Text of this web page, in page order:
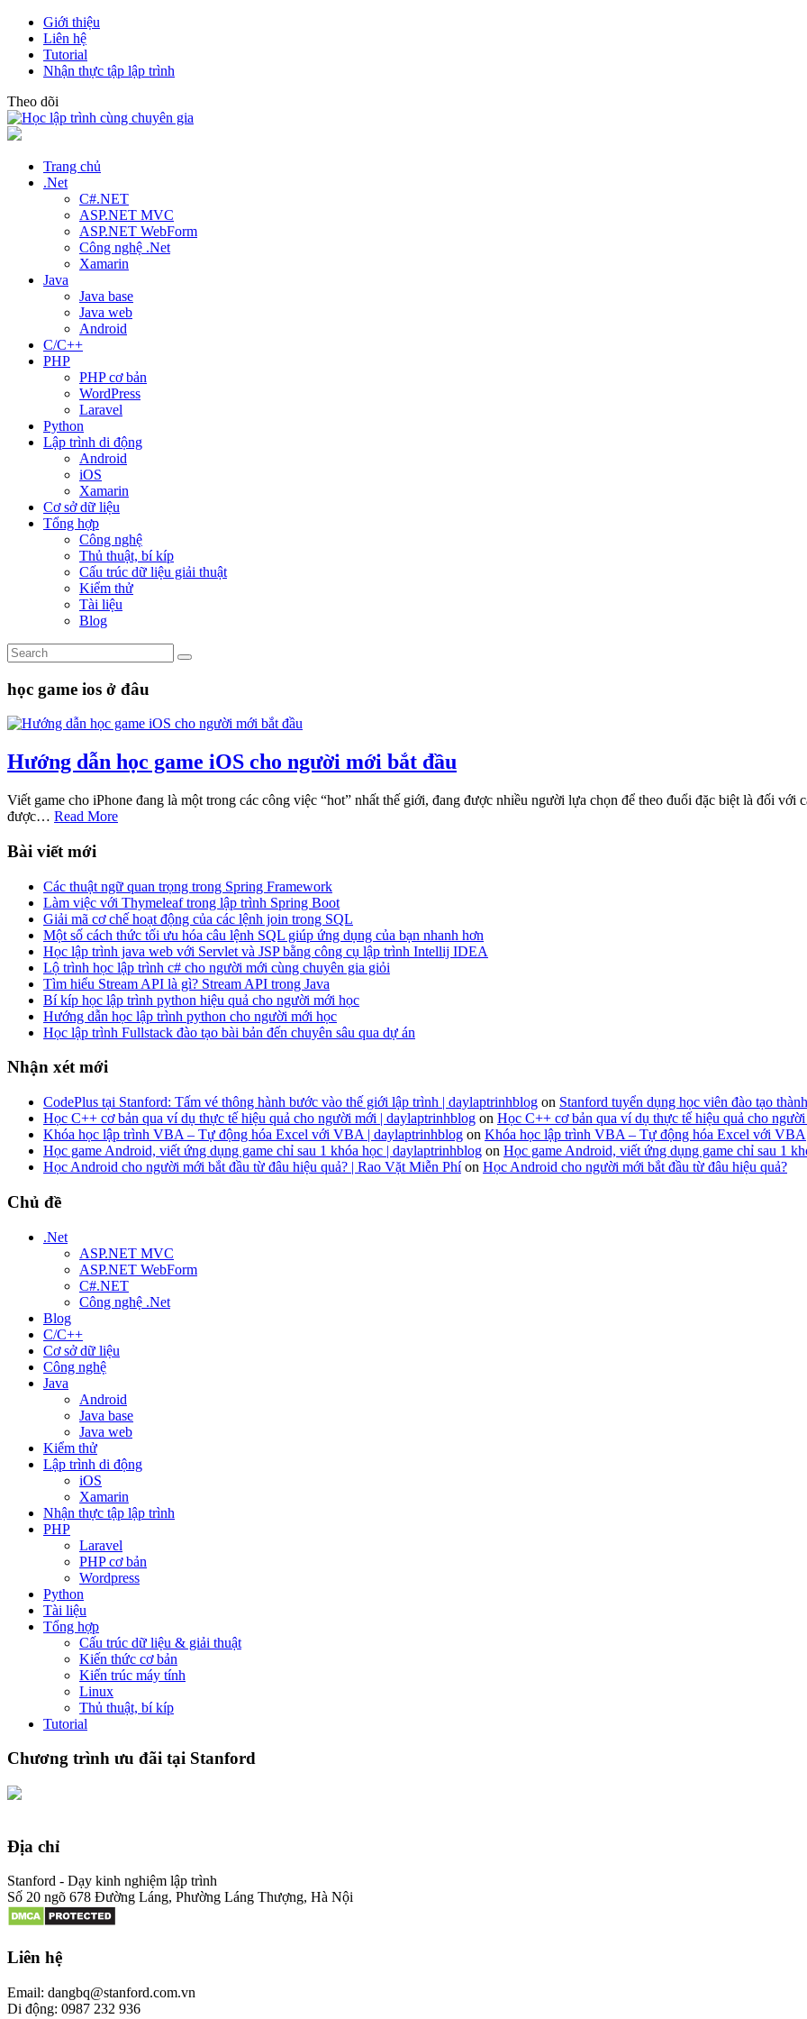
Giới thiệu
Liên hệ
Tutorial
Nhận thực tập lập trình
Theo dõi
Trang chủ
.Net
C#.NET
ASP.NET MVC
ASP.NET WebForm
Công nghệ .Net
Xamarin
Java
Java base
Java web
Android
C/C++
PHP
PHP cơ bản
WordPress
Laravel
Python
Lập trình di động
Android
iOS
Xamarin
Cơ sở dữ liệu
Tổng hợp
Công nghệ
Thủ thuật, bí kíp
Cấu trúc dữ liệu giải thuật
Kiểm thử
Tài liệu
Blog
học game ios ở đâu
Hướng dẫn học game iOS cho người mới bắt đầu
Viết game cho iPhone đang là một trong các công việc “hot” nhất thế giới, đang được nhiều người lựa chọn để theo đuổi đặc biệt là đối với
được… Read More
Bài viết mới
Các thuật ngữ quan trọng trong Spring Framework
Làm việc với Thymeleaf trong lập trình Spring Boot
Giải mã cơ chế hoạt động của các lệnh join trong SQL
Một số cách thức tối ưu hóa câu lệnh SQL giúp ứng dụng của bạn nhanh hơn
Học lập trình java web với Servlet và JSP bằng công cụ lập trình Intellij IDEA
Lộ trình học lập trình c# cho người mới cùng chuyên gia giỏi
Tìm hiểu Stream API là gì? Stream API trong Java
Bí kíp học lập trình python hiệu quả cho người mới học
Hướng dẫn học lập trình python cho người mới học
Học lập trình Fullstack đào tạo bài bản đến chuyên sâu qua dự án
Nhận xét mới
CodePlus tại Stanford: Tấm vé thông hành bước vào thế giới lập trình | daylaptrinhblog on Stanford tuyển dụng học viên đào tạo
Học C++ cơ bản qua ví dụ thực tế hiệu quả cho người mới | daylaptrinhblog on Học C++ cơ bản qua ví dụ thực tế hiệu quả cho
Khóa học lập trình VBA – Tự động hóa Excel với VBA | daylaptrinhblog on Khóa học lập trình VBA – Tự động hóa Excel với VBA
Học game Android, viết ứng dụng game chỉ sau 1 khóa học | daylaptrinhblog on Học game Android, viết ứng dụng game chỉ sau 1
Học Android cho người mới bắt đầu từ đâu hiệu quả? | Rao Vặt Miễn Phíon Học Android cho người mới bắt đầu từ đâu hiệu quả?
Chủ đề
.Net
ASP.NET MVC
ASP.NET WebForm
C#.NET
Công nghệ .Net
Blog
C/C++
Cơ sở dữ liệu
Công nghệ
Java
Android
Java base
Java web
Kiểm thử
Lập trình di động
iOS
Xamarin
Nhận thực tập lập trình
PHP
Laravel
PHP cơ bản
Wordpress
Python
Tài liệu
Tổng hợp
Cấu trúc dữ liệu & giải thuật
Kiến thức cơ bản
Kiến trúc máy tính
Linux
Thủ thuật, bí kíp
Tutorial
Chương trình ưu đãi tại Stanford
Địa chỉ
Stanford - Dạy kinh nghiệm lập trình
Số 20 ngõ 678 Đường Láng, Phường Láng Thượng, Hà Nội
Liên hệ
Email: dangbq@stanford.com.vn
Di động: 0987 232 936